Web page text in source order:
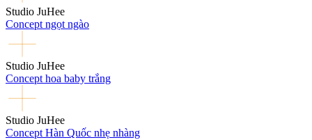
Studio JuHee
Concept ngọt ngào
Studio JuHee
Concept hoa baby trắng
Studio JuHee
Concept Hàn Quốc nhẹ nhàng